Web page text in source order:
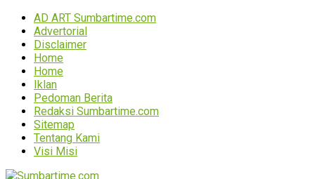
AD ART Sumbartime.com
Advertorial
Disclaimer
Home
Home
Iklan
Pedoman Berita
Redaksi Sumbartime.com
Sitemap
Tentang Kami
Visi Misi